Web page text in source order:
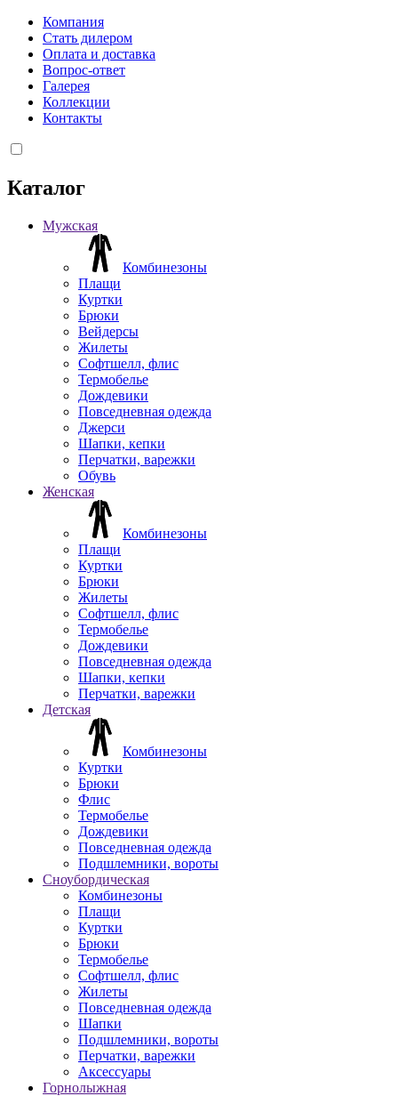
Компания
Стать дилером
Оплата и доставка
Вопрос-ответ
Галерея
Коллекции
Контакты
Каталог
Мужская
Комбинезоны
Плащи
Куртки
Брюки
Вейдерсы
Жилеты
Софтшелл, флис
Термобелье
Дождевики
Повседневная одежда
Джерси
Шапки, кепки
Перчатки, варежки
Обувь
Женская
Комбинезоны
Плащи
Куртки
Брюки
Жилеты
Софтшелл, флис
Термобелье
Дождевики
Повседневная одежда
Шапки, кепки
Перчатки, варежки
Детская
Комбинезоны
Куртки
Брюки
Флис
Термобелье
Дождевики
Повседневная одежда
Подшлемники, вороты
Сноубордическая
Комбинезоны
Плащи
Куртки
Брюки
Термобелье
Софтшелл, флис
Жилеты
Повседневная одежда
Шапки
Подшлемники, вороты
Перчатки, варежки
Аксессуары
Горнолыжная